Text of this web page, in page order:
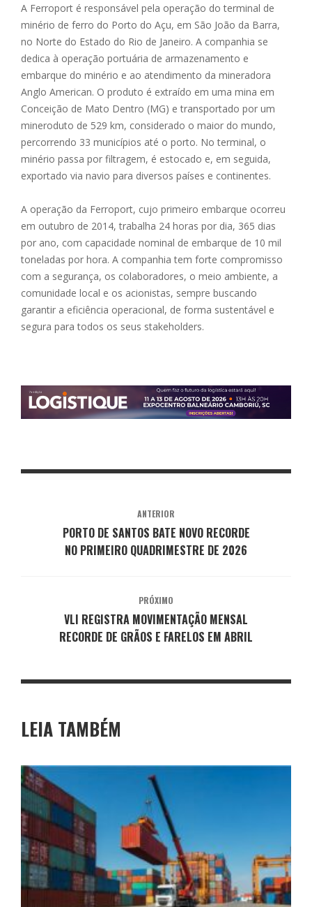
A Ferroport é responsável pela operação do terminal de
minério de ferro do Porto do Açu, em São João da Barra,
no Norte do Estado do Rio de Janeiro. A companhia se
dedica à operação portuária de armazenamento e
embarque do minério e ao atendimento da mineradora
Anglo American. O produto é extraído em uma mina em
Conceição de Mato Dentro (MG) e transportado por um
mineroduto de 529 km, considerado o maior do mundo,
percorrendo 33 municípios até o porto. No terminal, o
minério passa por filtragem, é estocado e, em seguida,
exportado via navio para diversos países e continentes.
A operação da Ferroport, cujo primeiro embarque ocorreu
em outubro de 2014, trabalha 24 horas por dia, 365 dias
por ano, com capacidade nominal de embarque de 10 mil
toneladas por hora. A companhia tem forte compromisso
com a segurança, os colaboradores, o meio ambiente, a
comunidade local e os acionistas, sempre buscando
garantir a eficiência operacional, de forma sustentável e
segura para todos os seus stakeholders.
ANTERIOR
PORTO DE SANTOS BATE NOVO RECORDE
NO PRIMEIRO QUADRIMESTRE DE 2026
PRÓXIMO
VLI REGISTRA MOVIMENTAÇÃO MENSAL
RECORDE DE GRÃOS E FARELOS EM ABRIL
LEIA TAMBÉM